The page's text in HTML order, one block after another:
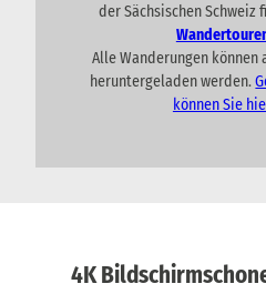
der Sächsischen Schweiz
Alle Wanderungen können
heruntergeladen werden.
können Sie
4K